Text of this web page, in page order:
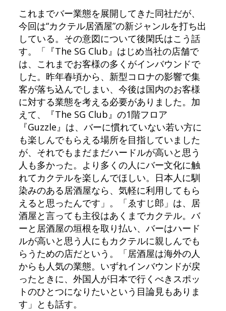
これまでバー業態を展開してきた同社だが、
今回は“カクテル居酒屋”の新ジャンルを打ち出
している。その意図について後閑氏はこう話
す。「『The SG Club』はじめ当社の店舗で
は、これまでお客様の多くがインバウンドで
した。昨年春頃から、新型コロナの影響で集
客が落ち込んでしまい、今後は国内のお客様
に対する業態を考える必要がありました。加
えて、『The SG Club』の1階フロア
『Guzzle』は、バーに慣れていない若い方に
も楽しんでもらえる場所を目指していました
が、それでもまだまだハードルが高いと思う
人も多かった。より多くの人にバー文化に触
れてカクテルを楽しんでほしい。日本人に馴
染みのある居酒屋なら、気軽に利用してもら
えると思ったんです」。「ゑすじ郎」は、居
酒屋と言っても主役はあくまでカクテル。バ
ーと居酒屋の垣根を取り払い、バーはハード
ルが高いと思う人にもカクテルに親しんでも
らうための店だという。「居酒屋は海外の人
からも人気の業態。いずれインバウンドが戻
ったときに、外国人が日本で行くべきスポッ
トのひとつになりたいという目論見もありま
す」とも話す。